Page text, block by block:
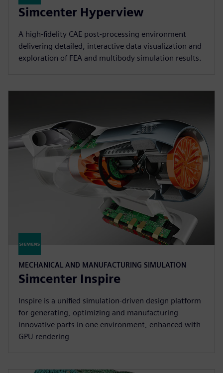
Simcenter Hyperview
A high‑fidelity CAE post‑processing environment
delivering detailed, interactive data visualization and
exploration of FEA and multibody simulation results.
MECHANICAL AND MANUFACTURING SIMULATION
Simcenter Inspire
Inspire is a unified simulation-driven design platform
for generating, optimizing and manufacturing
innovative parts in one environment, enhanced with
GPU rendering